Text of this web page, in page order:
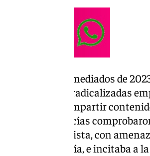
fue iniciada a mediados de
personas muy radicalizadas
visualizar y compartir
los policías
yihadista, con
comunidad judía, e incitaba a